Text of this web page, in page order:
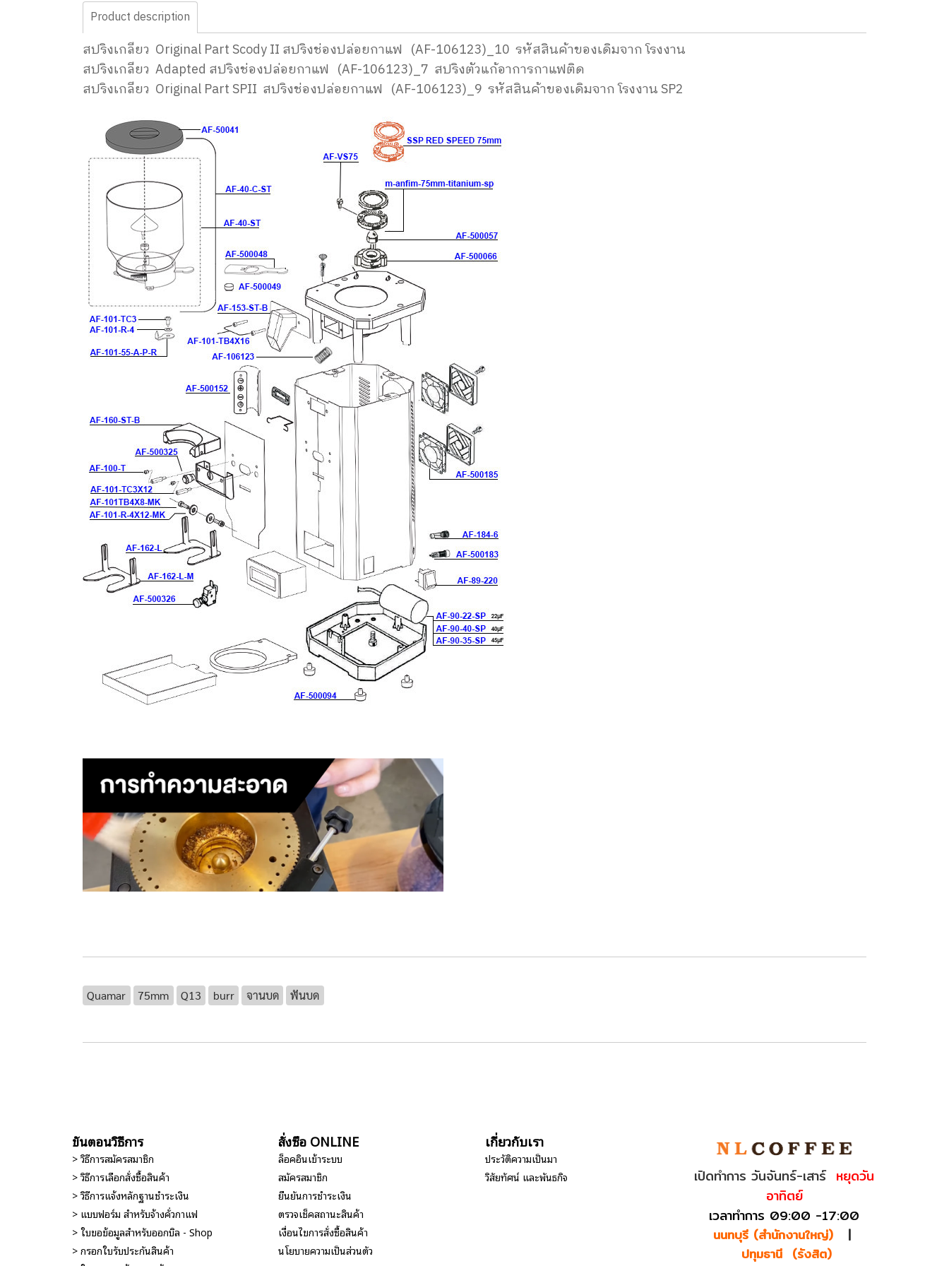
Product description
สปริงเกลียว Original Part Scody II สปริงช่องปล่อยกาแฟ (AF-106123)_10 รหัสสินค้าของเดิมจาก โรงงาน
สปริงเกลียว Adapted สปริงช่องปล่อยกาแฟ (AF-106123)_7 สปริงตัวแก้อาการกาแฟติด
สปริงเกลียว Original Part SPII สปริงช่องปล่อยกาแฟ (AF-106123)_9 รหัสสินค้าของเดิมจาก โรงงาน SP2
Quamar 75mm Q13 burr จานบด ฟันบด
ขั้นตอนวิธีการ
> วิธีการสมัครสมาชิก
> วิธีการเลือกสั่งซื้อสินค้า
> วิธีการแจ้งหลักฐานชำระเงิน
> แบบฟอร์ม สำหรับจ้างคั่วกาแฟ
> ใบขอข้อมูลสำหรับออกบิล - Shop
> กรอกใบรับประกันสินค้า
สั่งซื้อ ONLINE
ล็อคอินเข้าระบบ
สมัครสมาชิก
ยืนยันการชำระเงิน
ตรวจเช็คสถานะสินค้า
เงื่อนไขการสั่งซื้อสินค้า
นโยบายความเป็นส่วนตัว
เกี่ยวกับเรา
ประวัติความเป็นมา
วิสัยทัศน์ และพันธกิจ
เปิดทำการ วันจันทร์-เสาร์ หยุดวัน
อาทิตย์
เวลาทำการ 09:00 -17:00
นนทบุรี (สำนักงานใหญ่) |
ปทุมธานี (รังสิต)